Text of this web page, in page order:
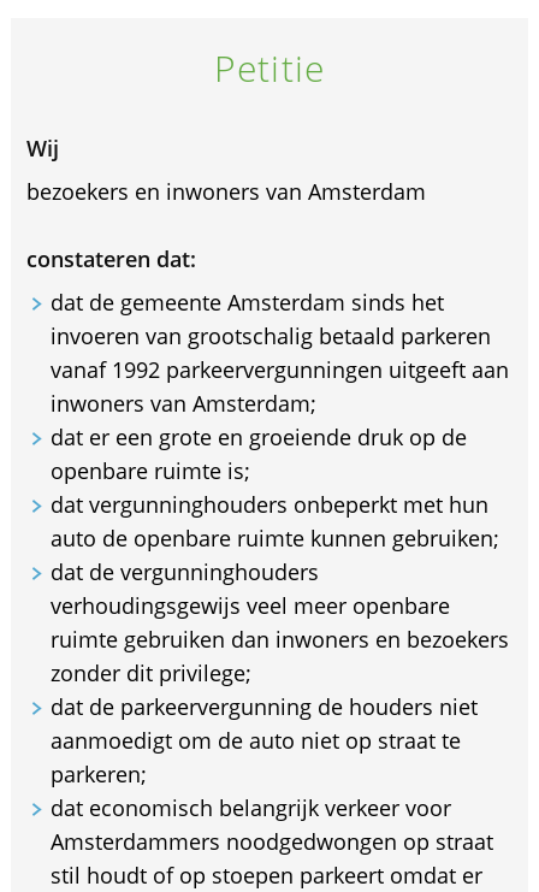
Petitie
Wij
bezoekers en inwoners van Amsterdam
constateren dat:
dat de gemeente Amsterdam sinds het
invoeren van grootschalig betaald parkeren
vanaf 1992 parkeervergunningen uitgeeft aan
inwoners van Amsterdam;
dat er een grote en groeiende druk op de
openbare ruimte is;
dat vergunninghouders onbeperkt met hun
auto de openbare ruimte kunnen gebruiken;
dat de vergunninghouders
verhoudingsgewijs veel meer openbare
ruimte gebruiken dan inwoners en bezoekers
zonder dit privilege;
dat de parkeervergunning de houders niet
aanmoedigt om de auto niet op straat te
parkeren;
dat economisch belangrijk verkeer voor
Amsterdammers noodgedwongen op straat
stil houdt of op stoepen parkeert omdat er